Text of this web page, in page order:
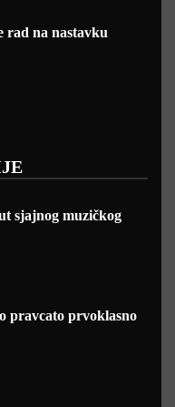
rad na nastavku
sjajnog muzičkog
pravcato prvoklasno